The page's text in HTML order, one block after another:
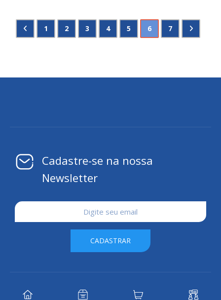
1 2 3 4 5 6 7
Cadastre-se na nossa
Newsletter
CADASTRAR
Nilson José Machado 2026